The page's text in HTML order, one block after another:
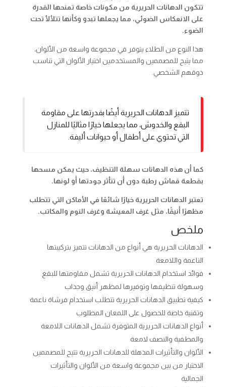
تتكون الدهانات الحريرية من مكونات خاصة تمنحها القدرة
على الانعكاس الضوئي، مما يجعلها تبدو وكأنها تتلألأ تحت
الضوء.
هذا النوع من الطلاء يتوفر في مجموعة واسعة من الألوان،
مما يتيح للمصممين والمستخدمين اختيار الألوان التي تناسب
ذوقهم الشخصي.
تتميز الدهانات الحريرية أيضًا بقدرتها على مقاومة
البقع والخدوش، مما يجعلها خيارًا مثاليًا للمنازل
التي تحتوي على أطفال أو حيوانات أليفة.
كما أن هذه الدهانات سهلة التنظيف، حيث يمكن مسحها
بقطعة قماش رطبة دون أن تتأثر جودتها أو لونها.
تعتبر الدهانات الحريرية خيارًا شائعًا في الأماكن التي تتطلب
مظهرًا أنيقًا، مثل غرف المعيشة وغرف النوم والمكاتب.
ملخص
الدهانات الحريرية هي أنواع من الدهانات تتميز بتركيبتها
الناعمة واللامعة
فوائد استخدام الدهانات الحريرية تشمل مقاومتها للبقع
وسهولة تنظيفها وتوفيرها لمظهر أنيق وجذاب
كيفية تطبيق الدهانات الحريرية تتطلب استخدام فرشاة ناعمة
وتقنية خاصة للحصول على اللمعان المطلوب
أنواع الدهانات الحريرية المتوفرة تشمل الدهانات اللامعة
والمطفية والنصف لامعة
الألوان والتأثيرات المذهلة للدهانات الحريرية تتيح للمصممين
الاختيار من بين مجموعة واسعة من الألوان والتأثيرات
الجمالية